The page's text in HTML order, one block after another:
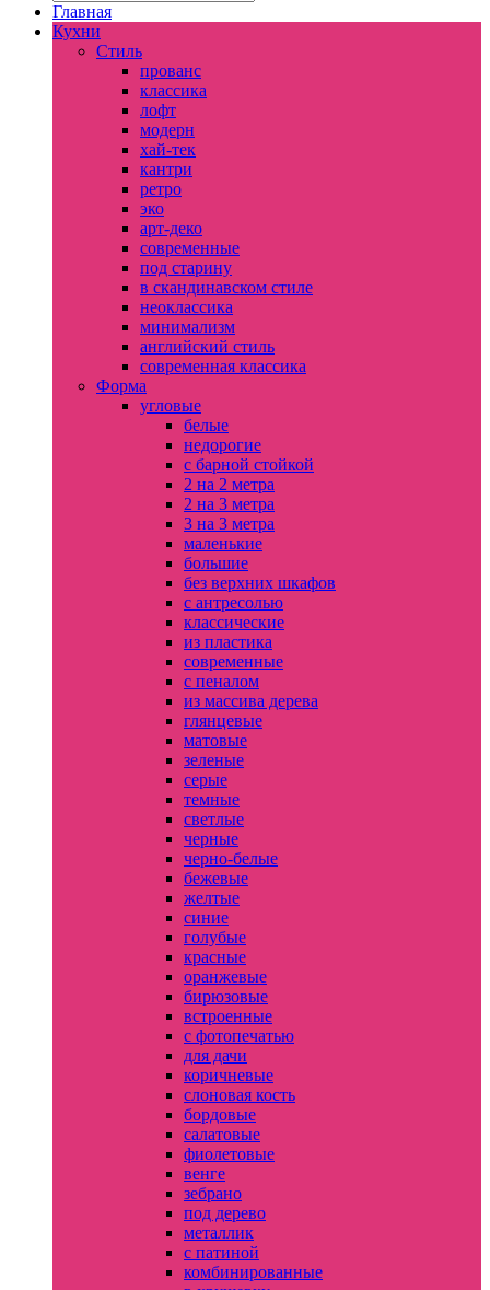
Главная
Кухни
Стиль
прованс
классика
лофт
модерн
хай-тек
кантри
ретро
эко
арт-деко
современные
под старину
в скандинавском стиле
неоклассика
минимализм
английский стиль
современная классика
Форма
угловые
белые
недорогие
с барной стойкой
2 на 2 метра
2 на 3 метра
3 на 3 метра
маленькие
большие
без верхних шкафов
с антресолью
классические
из пластика
современные
с пеналом
из массива дерева
глянцевые
матовые
зеленые
серые
темные
светлые
черные
черно-белые
бежевые
желтые
синие
голубые
красные
оранжевые
бирюзовые
встроенные
с фотопечатью
для дачи
коричневые
слоновая кость
бордовые
салатовые
фиолетовые
венге
зебрано
под дерево
металлик
с патиной
комбинированные